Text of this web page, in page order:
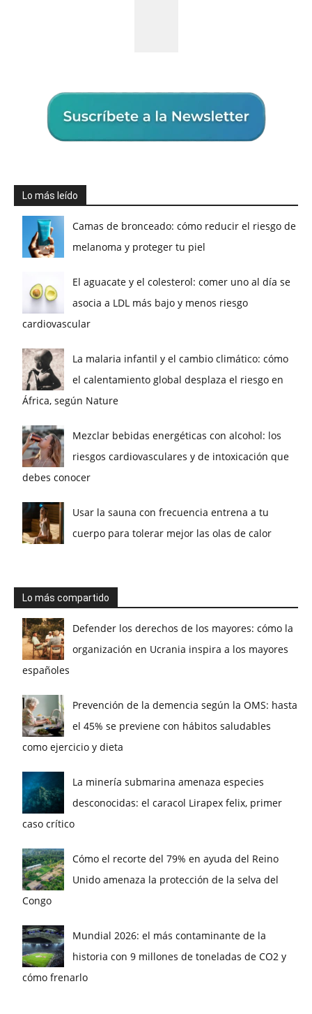
Lo más leído
Camas de bronceado: cómo reducir el riesgo de
melanoma y proteger tu piel
El aguacate y el colesterol: comer uno al día se
asocia a LDL más bajo y menos riesgo
cardiovascular
La malaria infantil y el cambio climático: cómo
el calentamiento global desplaza el riesgo en
África, según Nature
Mezclar bebidas energéticas con alcohol: los
riesgos cardiovasculares y de intoxicación que
debes conocer
Usar la sauna con frecuencia entrena a tu
cuerpo para tolerar mejor las olas de calor
Lo más compartido
Defender los derechos de los mayores: cómo la
organización en Ucrania inspira a los mayores
españoles
Prevención de la demencia según la OMS: hasta
el 45% se previene con hábitos saludables
como ejercicio y dieta
La minería submarina amenaza especies
desconocidas: el caracol Lirapex felix, primer
caso crítico
Cómo el recorte del 79% en ayuda del Reino
Unido amenaza la protección de la selva del
Congo
Mundial 2026: el más contaminante de la
historia con 9 millones de toneladas de CO2 y
cómo frenarlo